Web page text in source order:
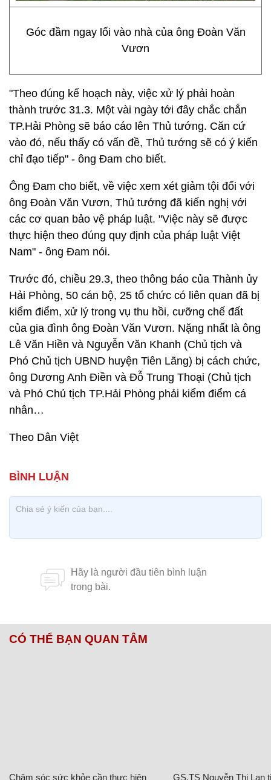
Góc đầm ngay lối vào nhà của ông Đoàn Văn
Vươn
"Theo đúng kế hoạch này, việc xử lý phải hoàn
thành trước 31.3. Một vài ngày tới đây chắc chắn
TP.Hải Phòng sẽ báo cáo lên Thủ tướng. Căn cứ
vào đó, nếu thấy có vấn đề, Thủ tướng sẽ có ý kiến
chỉ đạo tiếp" - ông Đam cho biết.
Ông Đam cho biết, về việc xem xét giảm tội đối với
ông Đoàn Văn Vươn, Thủ tướng đã kiến nghị với
các cơ quan bảo vệ pháp luật. "Việc này sẽ được
thực hiện theo đúng quy định của pháp luật Việt
Nam" - ông Đam nói.
Trước đó, chiều 29.3, theo thông báo của Thành ủy
Hải Phòng, 50 cán bộ, 25 tổ chức có liên quan đã bị
kiểm điểm, xử lý trong vụ thu hồi, cưỡng chế đất
của gia đình ông Đoàn Văn Vươn. Nặng nhất là ông
Lê Văn Hiền và Nguyễn Văn Khanh (Chủ tịch và
Phó Chủ tịch UBND huyện Tiên Lãng) bị cách chức,
ông Dương Anh Điền và Đỗ Trung Thoại (Chủ tịch
và Phó Chủ tịch TP.Hải Phòng phải kiểm điểm cá
nhân…
Theo Dân Việt
CÓ THỂ BẠN QUAN TÂM
Chăm sóc sức khỏe cần thực hiện GS.TS Nguyễn Thị Lan